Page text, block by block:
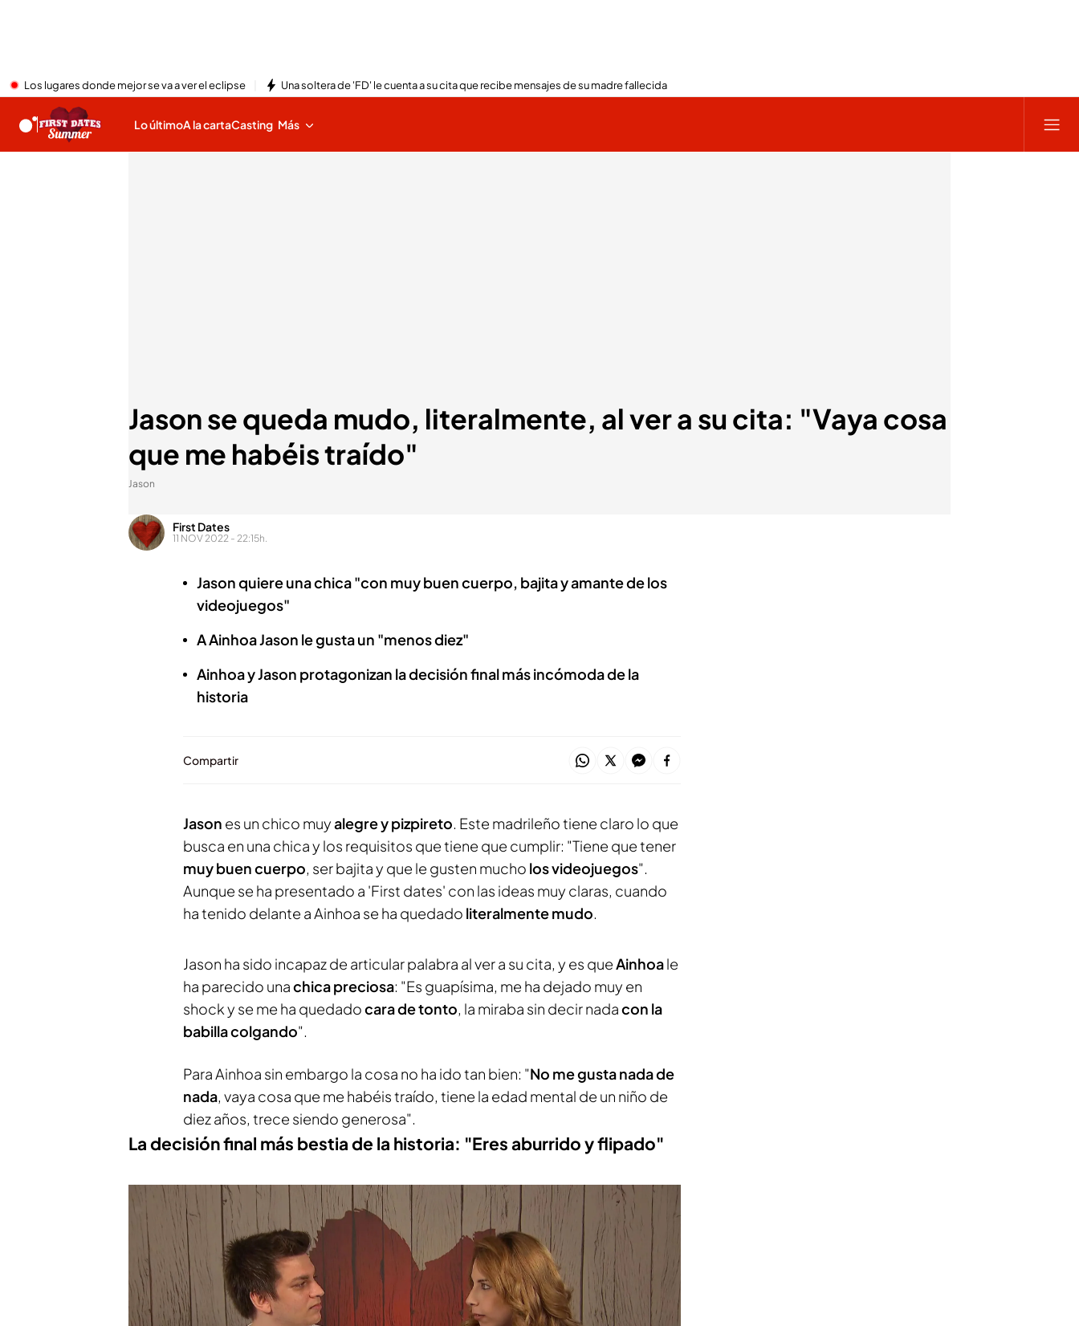
Los lugares donde mejor se va a ver el eclipse Una soltera de 'FD' le cuenta a su cita que recibe mensajes de su madre fallecida
Lo últimoA la cartaCasting Más
Jason se queda mudo, literalmente, al ver a su cita: "Vaya cosa
que me habéis traído"
Jason
First Dates
11 NOV 2022 - 22:15h.
Jason quiere una chica "con muy buen cuerpo, bajita y amante de los
videojuegos"
A Ainhoa Jason le gusta un "menos diez"
Ainhoa y Jason protagonizan la decisión final más incómoda de la
historia
Compartir
Jason es un chico muyalegre y pizpireto. Este madrileño tiene claro lo que
busca en una chica y los requisitos que tiene que cumplir: "Tiene que tener
muy buen cuerpo, ser bajita y que le gusten mucho los videojuegos".
Aunque se ha presentado a 'First dates' con las ideas muy claras, cuando
ha tenido delante a Ainhoa se ha quedado literalmente mudo.
Jason ha sido incapaz de articular palabra al ver a su cita, y es queAinhoale
ha parecido unachica preciosa: "Es guapísima, me ha dejado muy en
shock y se me ha quedadocara de tonto, la miraba sin decir nadacon la
babilla colgando".
Para Ainhoa sin embargo la cosa no ha ido tan bien: "No me gusta nada de
nada, vaya cosa que me habéis traído, tiene la edad mental de un niño de
diez años, trece siendo generosa".
La decisión final más bestia de la historia: "Eres aburrido y flipado"